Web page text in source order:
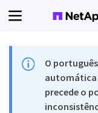
O
automática
precede o